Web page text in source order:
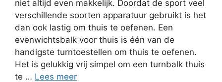
niet altijd even makkelijk. Doordat de sport veel
verschillende soorten apparatuur gebruikt is het
dan ook lastig om thuis te oefenen. Een
evenwichtsbalk voor thuis is één van de
handigste turntoestellen om thuis te oefenen.
Het is gelukkig vrij simpel om een turnbalk thuis
te … Lees meer